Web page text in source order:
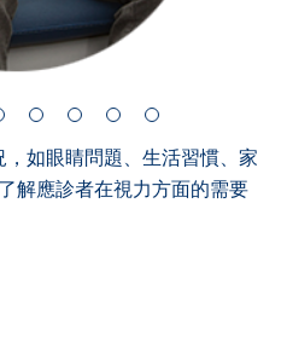
如眼睛問題、生活習慣、家
解應診者在視力方面的需要